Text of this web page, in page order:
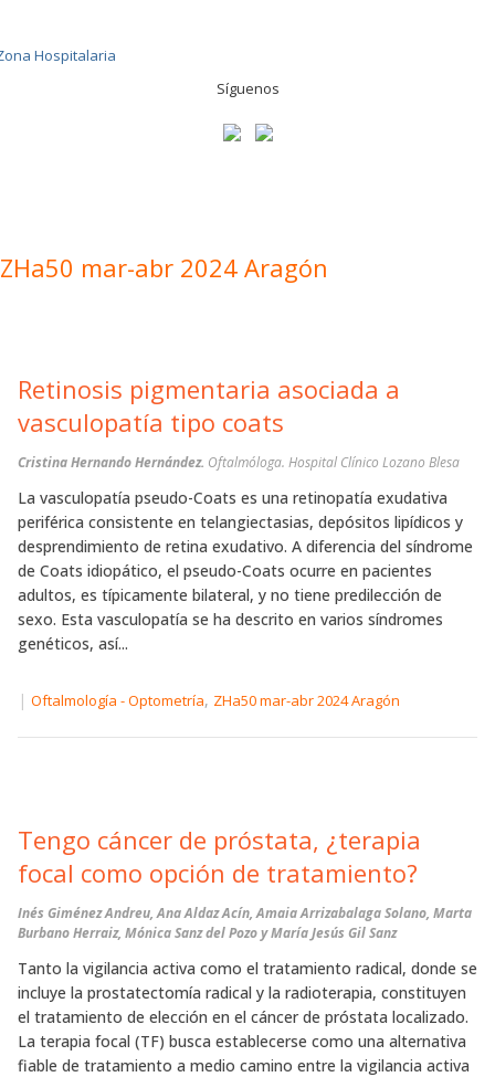
Síguenos
ZHa50 mar-abr 2024 Aragón
Retinosis pigmentaria asociada a
vasculopatía tipo coats
Cristina Hernando Hernández. Oftalmóloga. Hospital Clínico Lozano Blesa
La vasculopatía pseudo-Coats es una retinopatía exudativa
periférica consistente en telangiectasias, depósitos lipídicos y
desprendimiento de retina exudativo. A diferencia del síndrome
de Coats idiopático, el pseudo-Coats ocurre en pacientes
adultos, es típicamente bilateral, y no tiene predilección de
sexo. Esta vasculopatía se ha descrito en varios síndromes
genéticos, así...
| Oftalmología - Optometría, ZHa50 mar-abr 2024 Aragón
Tengo cáncer de próstata, ¿terapia
focal como opción de tratamiento?
Inés Giménez Andreu, Ana Aldaz Acín, Amaia Arrizabalaga Solano, Marta
Burbano Herraiz, Mónica Sanz del Pozo y María Jesús Gil Sanz
Tanto la vigilancia activa como el tratamiento radical, donde se
incluye la prostatectomía radical y la radioterapia, constituyen
el tratamiento de elección en el cáncer de próstata localizado.
La terapia focal (TF) busca establecerse como una alternativa
fiable de tratamiento a medio camino entre la vigilancia activa